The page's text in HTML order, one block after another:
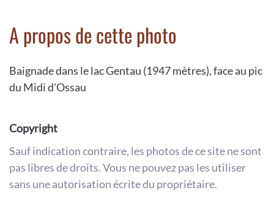
A propos de cette photo
Baignade dans le lac Gentau (1947 mètres), face au pic
du Midi d'Ossau
Copyright
Sauf indication contraire, les photos de ce site ne sont
pas libres de droits. Vous ne pouvez pas les utiliser
sans une autorisation écrite du propriétaire.